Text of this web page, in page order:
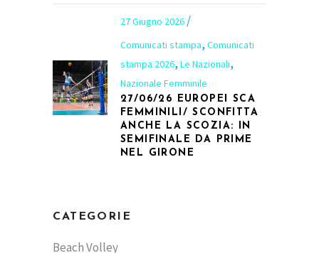
27 Giugno 2026
Comunicati stampa, Comunicati
stampa 2026, Le Nazionali,
Nazionale Femminile
27/06/26 EUROPEI SCA
FEMMINILI/ SCONFITTA
ANCHE LA SCOZIA: IN
SEMIFINALE DA PRIME
NEL GIRONE
CATEGORIE
Beach Volley